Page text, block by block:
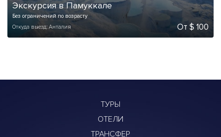
Экскурсия в Памуккале
Без ограничений по возрасту
Откуда выезд: Анталия
От $ 100
ТУРЫ
ОТЕЛИ
ТРАНСФЕР